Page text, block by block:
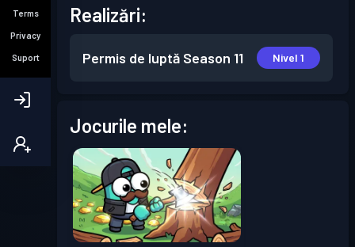
Terms
Privacy
Suport
Realizări:
Permis de luptă Season 11 Nivel 1
Jocurile mele: